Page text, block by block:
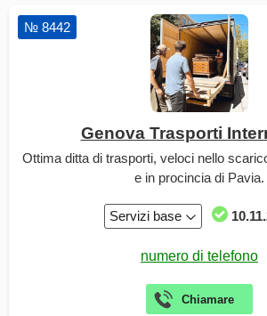
№ 8442
Genova Trasporti
Ottima ditta di trasporti, veloci nello
e in procincia di Pavia.
Servizi base